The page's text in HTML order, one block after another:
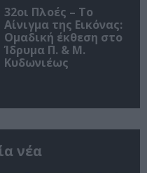
32οι Πλοές – Το
Αίνιγμα της Εικόνας:
Ομαδική έκθεση στο
Ίδρυμα Π. & Μ.
Κυδωνιέως
νέα